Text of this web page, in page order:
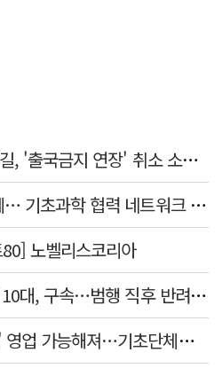
"수사 차질 우려"…전한길, '출국금지 연장' 취소 소송 패소
전국 20개 대학이 대구에… 기초과학 협력 네트워크 출범하다
노벨리스코리아
말다툼하다 모친 살해한 10대, 구속…범행 직후 반려견도 죽여
일반음식점도 '푸드트럭' 영업 가능해져…기초단체별 조례 개정 움직임